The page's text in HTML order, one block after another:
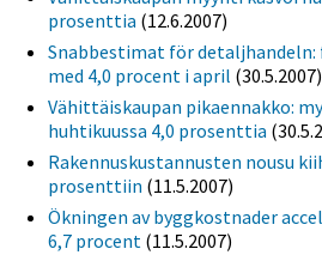
prosenttia (12.6.2007)
Snabbestimat för detaljhandeln:
med 4,0 procent i april (30.5.2007)
Vähittäiskaupan pikaennakko:
huhtikuussa 4,0 prosenttia
Rakennuskustannusten nousu
prosenttiin (11.5.2007)
Ökningen av byggkostnader
6,7 procent (11.5.2007)